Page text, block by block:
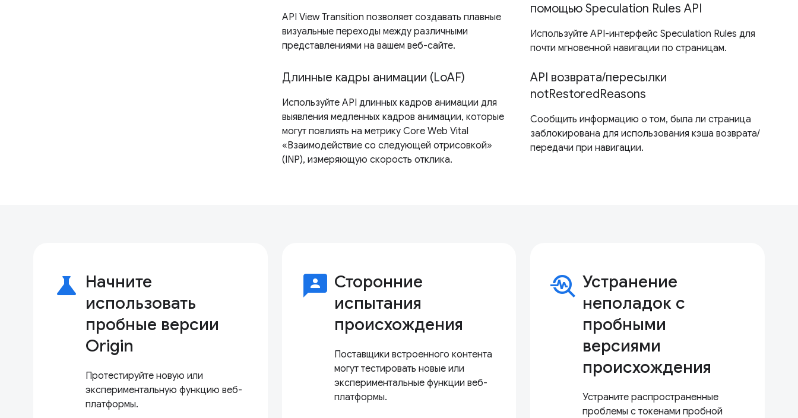
API View Transition позволяет создавать плавные
визуальные переходы между различными
представлениями на вашем веб-сайте.
помощью Speculation Rules API
Используйте API-интерфейс Speculation Rules для
почти мгновенной навигации по страницам.
Длинные кадры анимации (LoAF)
Используйте API длинных кадров анимации для
выявления медленных кадров анимации, которые
могут повлиять на метрику Core Web Vital
«Взаимодействие со следующей отрисовкой»
(INP), измеряющую скорость отклика.
API возврата/пересылки
notRestoredReasons
Сообщить информацию о том, была ли страница
заблокирована для использования кэша возврата/
передачи при навигации.
science Начните
использовать
пробные версии
Origin
Протестируйте новую или
экспериментальную функцию веб-
платформы.
3p Сторонние
испытания
происхождения
Поставщики встроенного контента
могут тестировать новые или
экспериментальные функции веб-
платформы.
troubleshoot Устранение
неполадок с
пробными
версиями
происхождения
Устраните распространенные
проблемы с токенами пробной